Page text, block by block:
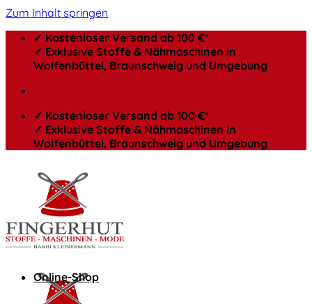
Zum Inhalt springen
✓ Kostenloser Versand ab 100 €*
✓ Exklusive Stoffe & Nähmaschinen in
Wolfenbüttel, Braunschweig und Umgebung
✓ Kostenloser Versand ab 100 €*
✓ Exklusive Stoffe & Nähmaschinen in
Wolfenbüttel, Braunschweig und Umgebung
Online-Shop